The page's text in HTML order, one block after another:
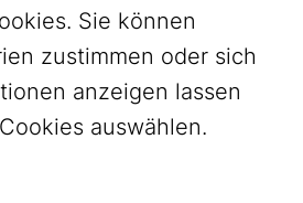
Sie können
zustimmen oder sich
anzeigen lassen
auswählen.